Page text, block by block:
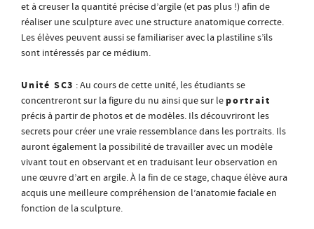
et à creuser la quantité précise d’argile (et pas plus !) afin de
réaliser une sculpture avec une structure anatomique correcte.
Les élèves peuvent aussi se familiariser avec la plastiline s’ils
sont intéressés par ce médium.
Unité SC3 : Au cours de cette unité, les étudiants se
concentreront sur la figure du nu ainsi que sur le portrait
précis à partir de photos et de modèles. Ils découvriront les
secrets pour créer une vraie ressemblance dans les portraits. Ils
auront également la possibilité de travailler avec un modèle
vivant tout en observant et en traduisant leur observation en
une œuvre d’art en argile. À la fin de ce stage, chaque élève aura
acquis une meilleure compréhension de l’anatomie faciale en
fonction de la sculpture.